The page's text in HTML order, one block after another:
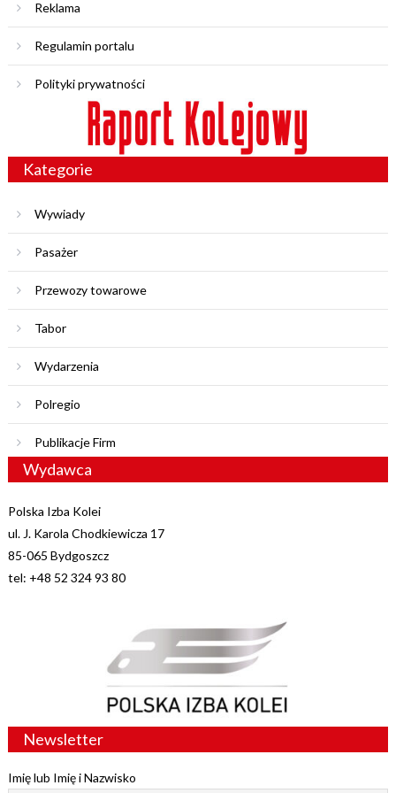
Reklama
Regulamin portalu
Polityki prywatności
Kategorie
Wywiady
Pasażer
Przewozy towarowe
Tabor
Wydarzenia
Polregio
Publikacje Firm
Wydawca
Polska Izba Kolei
ul. J. Karola Chodkiewicza 17
85-065 Bydgoszcz
tel: +48 52 324 93 80
Newsletter
Imię lub Imię i Nazwisko